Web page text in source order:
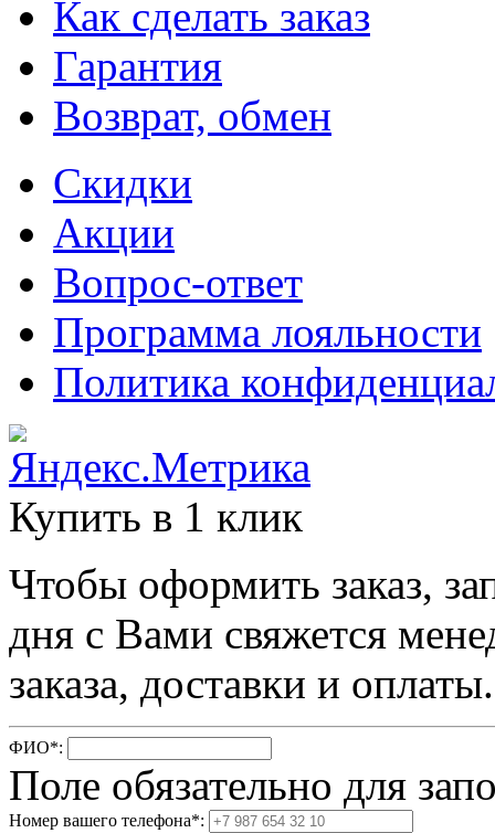
Как сделать заказ
Гарантия
Возврат, обмен
Скидки
Акции
Вопрос-ответ
Программа лояльности
Политика
Купить в 1 клик
Чтобы оформить заказ,
дня с Вами свяжется
заказа, доставки и оплаты.
ФИО*:
Поле обязательно для
Номер вашего телефона*: